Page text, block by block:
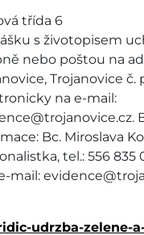
třída 6
s životopisem
nebo poštou na
Trojanovice č.
na e-mail:
Bc. Miroslava
tel.: 556 835
mail:
udrzba-zelene-